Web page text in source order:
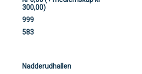
300,00)
999
583
Nadderudhallen